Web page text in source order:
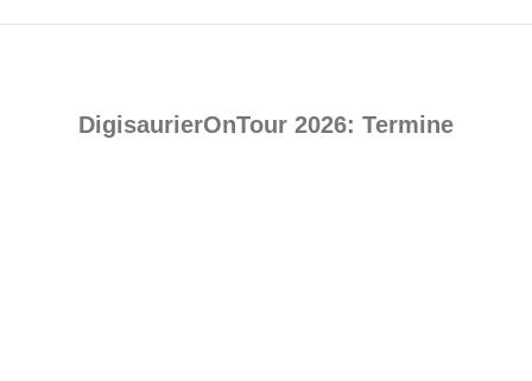
DigisaurierOnTour 2026: Termine